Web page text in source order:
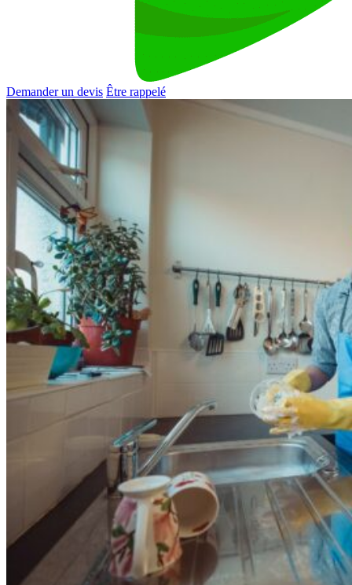
Demander un devis Être rappelé